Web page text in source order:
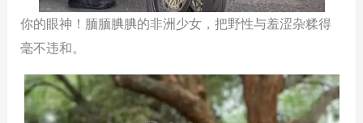
你的眼神！腼腼腆腆的非洲少女，把野性与羞涩杂糅得
毫不违和。